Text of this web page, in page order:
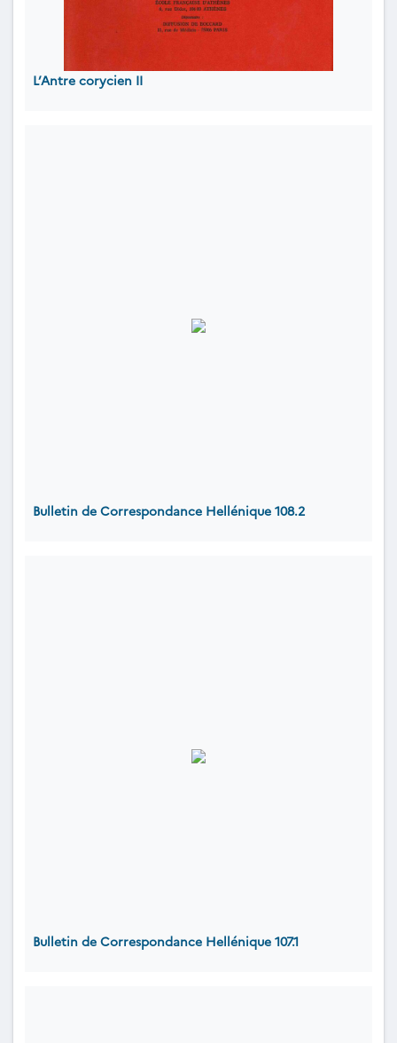
L’Antre corycien II
Bulletin de Correspondance Hellénique 108.2
Bulletin de Correspondance Hellénique 107.1